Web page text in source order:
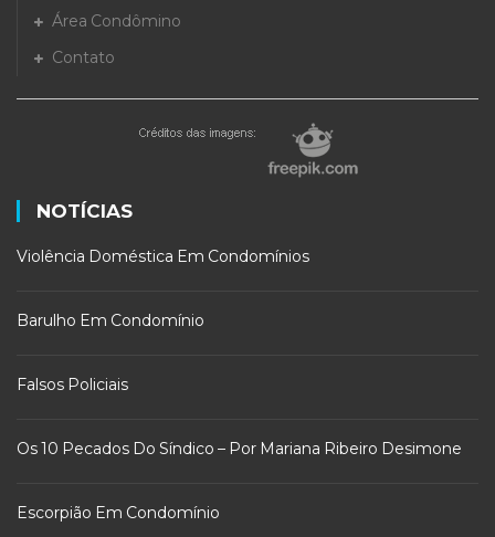
Área Condômino
Contato
NOTÍCIAS
Violência Doméstica Em Condomínios
Barulho Em Condomínio
Falsos Policiais
Os 10 Pecados Do Síndico – Por Mariana Ribeiro Desimone
Escorpião Em Condomínio